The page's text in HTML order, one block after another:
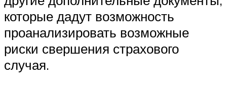
которые дадут возможность
проанализировать возможные
риски свершения страхового
случая.